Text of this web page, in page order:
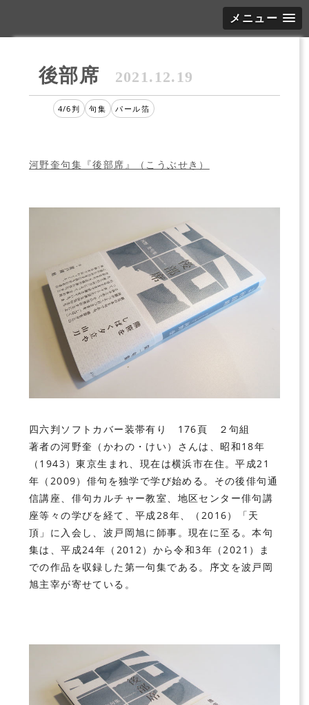
メニュー
後部席 2021.12.19
4/6判 句集 パール箔
河野奎句集『後部席』（こうぶせき）
四六判ソフトカバー装帯有り 176頁 ２句組
著者の河野奎（かわの・けい）さんは、昭和18年
（1943）東京生まれ、現在は横浜市在住。平成21
年（2009）俳句を独学で学び始める。その後俳句通
信講座、俳句カルチャー教室、地区センター俳句講
座等々の学びを経て、平成28年、（2016）「天
頂」に入会し、波戸岡旭に師事。現在に至る。本句
集は、平成24年（2012）から令和3年（2021）ま
での作品を収録した第一句集である。序文を波戸岡
旭主宰が寄せている。